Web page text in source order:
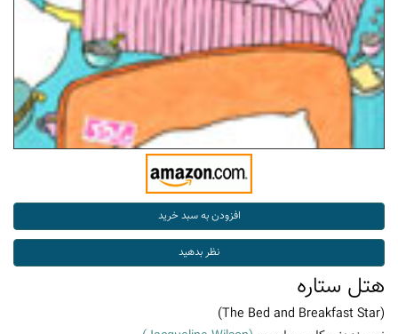
هتل ستاره
(The Bed and Breakfast Star)